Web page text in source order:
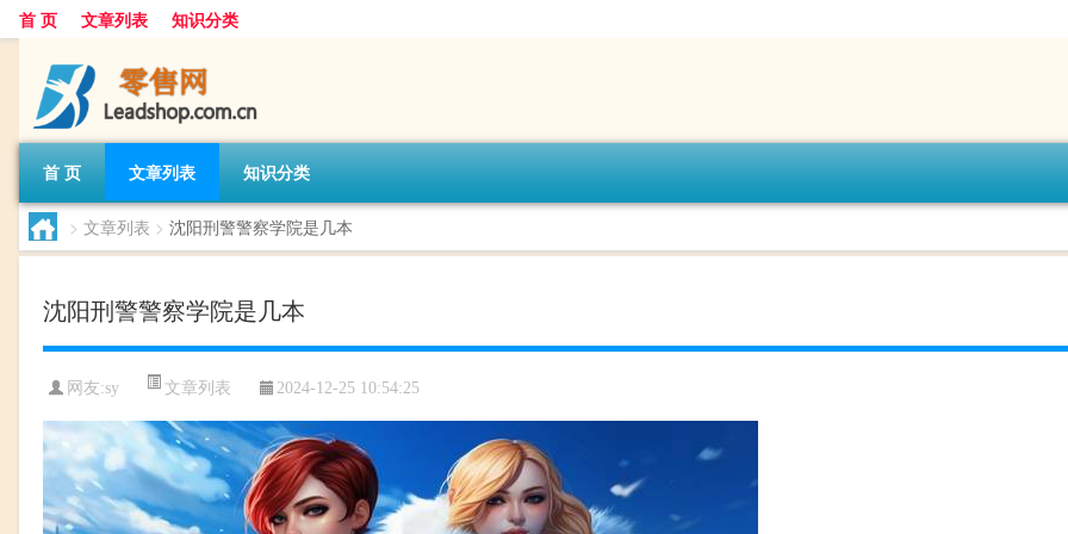
首 页 文章列表 知识分类
首 页 文章列表 知识分类
> 文章列表 > 沈阳刑警警察学院是几本
沈阳刑警警察学院是几本
网友:sy 文章列表 2024-12-25 10:54:25